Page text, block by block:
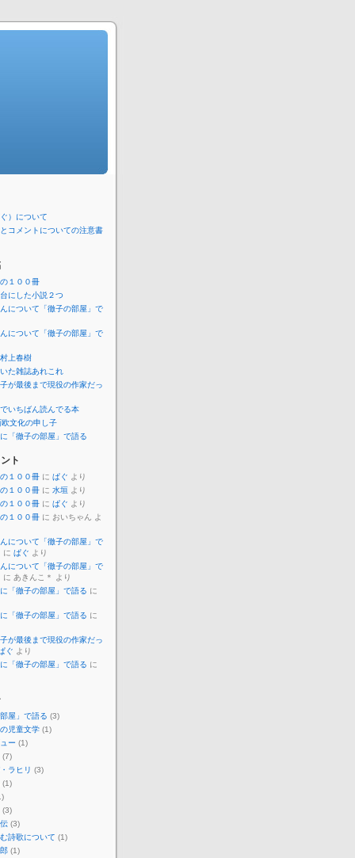
）について
コメントについての注意書
１００冊
にした小説２つ
について「徹子の部屋」で
について「徹子の部屋」で
上春樹
た雑誌あれこれ
が最後まで現役の作家だっ
いちばん読んでる本
文化の申し子
「徹子の部屋」で語る
ト
１００冊 に ぱぐ より
１００冊 に 水垣 より
１００冊 に ぱぐ より
１００冊 に おいちゃん よ
について「徹子の部屋」で
に ぱぐ より
について「徹子の部屋」で
に あきんこ＊ より
「徹子の部屋」で語る に
「徹子の部屋」で語る に
が最後まで現役の作家だっ
ぐ より
「徹子の部屋」で語る に
部屋」で語る (3)
児童文学 (1)
ー (1)
(7)
ラヒリ (3)
(1)
(3)
(3)
詩歌について (1)
(1)